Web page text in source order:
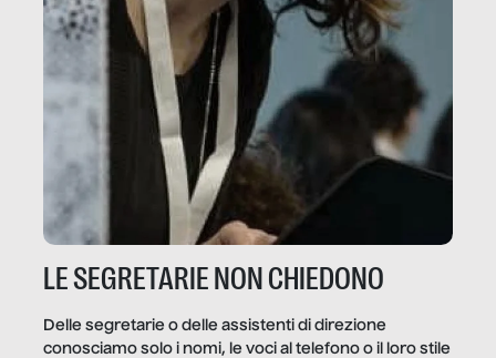
LE SEGRETARIE NON CHIEDONO
Delle segretarie o delle assistenti di direzione
conosciamo solo i nomi, le voci al telefono o il loro stile